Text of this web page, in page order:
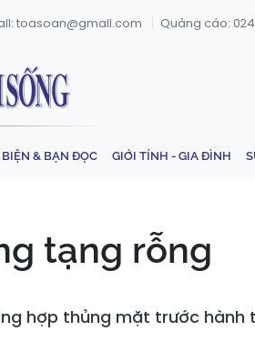
toasoan@gmail.com Quảng cáo:
& BẠN ĐỌC GIỚI TÍNH - GIA ĐÌNH
tạng rỗng
hợp thủng mặt trước hành